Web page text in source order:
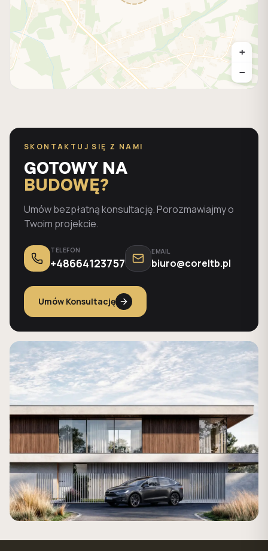
+
−
SKONTAKTUJ SIĘ Z NAMI
GOTOWY NA
BUDOWĘ?
Umów bezpłatną konsultację. Porozmawiajmy o
Twoim projekcie.
TELEFON
+48664123757
EMAIL
biuro@coreltb.pl
Umów Konsultację